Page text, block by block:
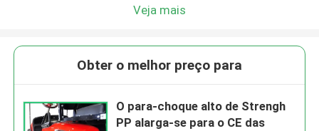
Veja mais
Obter o melhor preço para
O para-choque alto de Strengh
PP alarga-se para o CE das